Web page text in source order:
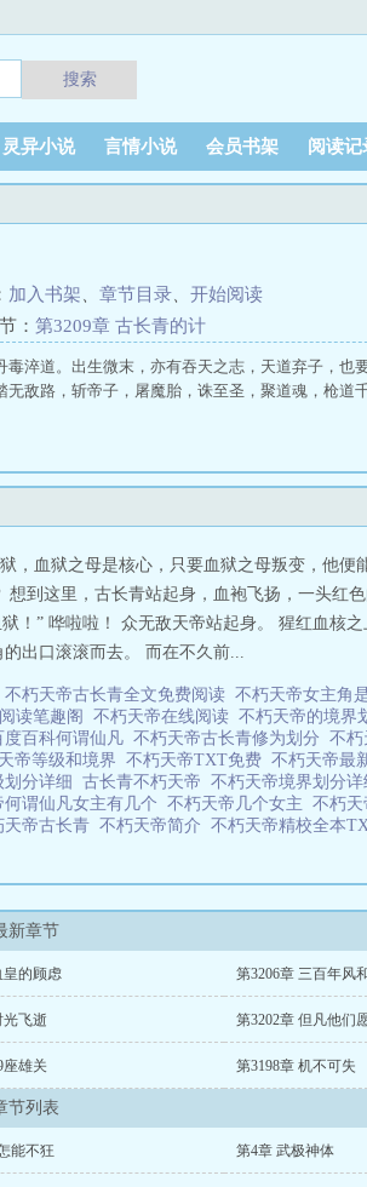
搜索
灵异小说 言情小说 会员书架 阅读记
加入书架 章节目录
开始阅读
： 第3209章 古长青的计
淬道。出生微末，亦有吞天之志，天道弃子，也
敌路，斩帝子，屠魔胎，诛至圣，聚道魂，枪道
血狱之母是核心，只要血狱之母叛变，他便
到这里，古长青站起身，血袍飞扬，一头红
！” 哗啦啦！ 众无敌天帝站起身。 猩红血核
出口滚滚而去。 而在不久前...
不朽天帝古长青全文免费阅读 不朽天帝女主角
读笔趣阁 不朽天帝在线阅读 不朽天帝的境界
度百科何谓仙凡 不朽天帝古长青修为划分 不朽
帝等级和境界 不朽天帝TXT免费 不朽天帝最
划分详细 古长青不朽天帝 不朽天帝境界划分
何谓仙凡女主有几个 不朽天帝几个女主 不朽
天帝古长青 不朽天帝简介 不朽天帝精校全本
新章节
皇的顾虑 第3206章 三百年风
光飞逝 第3202章 但凡他们
座雄关 第3198章 机不可失
节列表
能不狂 第4章 武极神体